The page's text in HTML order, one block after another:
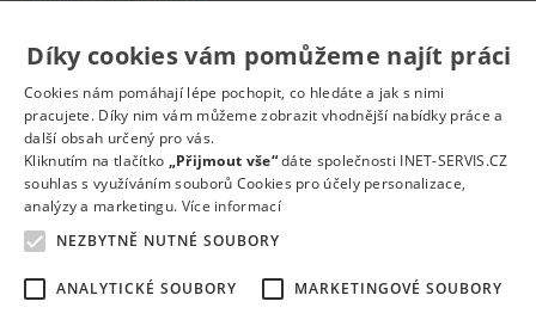
Technika a elektrotechnika
Tvůrčí práce a design
Výroba
Vzdělávání a školství
Zdravotnictví
Zemědělství, lesnictví a vodní hospodářství
Díky cookies vám pomůžeme najít práci
Cookies nám pomáhají lépe pochopit, co hledáte a jak s nimi
pracujete. Díky nim vám můžeme zobrazit vhodnější nabídky práce a
další obsah určený pro vás.
Kliknutím na tlačítko „Přijmout vše“dáte společnosti INET-SERVIS.CZ
souhlas s využíváním souborů Cookies pro účely personalizace,
analýzy a marketingu. Více informací
NEZBYTNĚ NUTNÉ SOUBORY
ANALYTICKÉ SOUBORY MARKETINGOVÉ SOUBORY